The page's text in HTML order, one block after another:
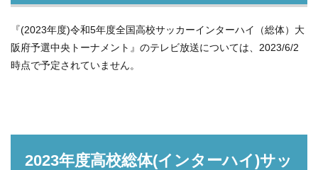
『(2023年度)令和5年度全国高校サッカーインターハイ（総体）大
阪府予選中央トーナメント』のテレビ放送については、2023/6/2
時点で予定されていません。
2023年度高校総体(インターハイ)サッ